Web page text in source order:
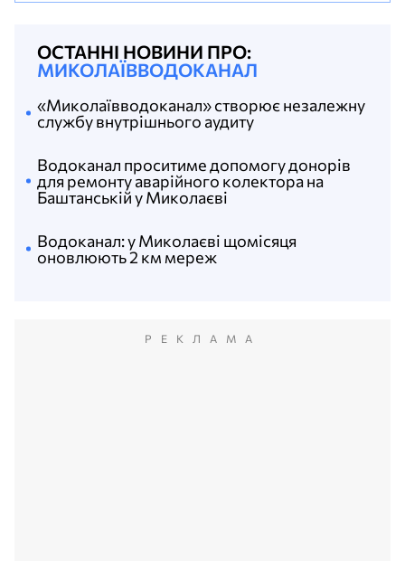
ОСТАННІ НОВИНИ ПРО:
МИКОЛАЇВВОДОКАНАЛ
Водоканал: у Миколаєві щомісяця
оновлюють 2 км мереж
Водоканал проситиме допомогу донорів
для ремонту аварійного колектора на
Баштанській у Миколаєві
«Миколаївводоканал» створює незалежну
службу внутрішнього аудиту
РЕКЛАМА